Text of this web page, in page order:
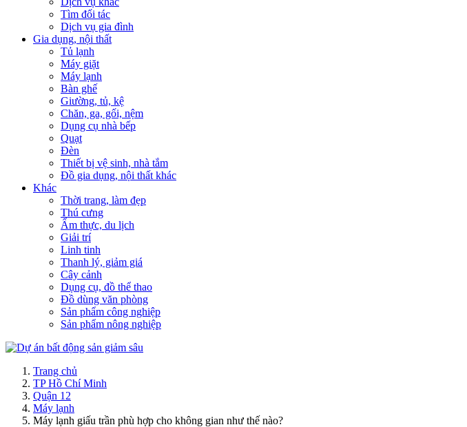
Tìm đối tác
Dịch vụ gia đình
Gia dụng, nội thất
Tủ lạnh
Máy giặt
Máy lạnh
Bàn ghế
Giường, tủ, kệ
Chăn, ga, gối, nệm
Dụng cụ nhà bếp
Quạt
Đèn
Thiết bị vệ sinh, nhà tắm
Đồ gia dụng, nội thất khác
Khác
Thời trang, làm đẹp
Thú cưng
Ẩm thực, du lịch
Giải trí
Linh tinh
Thanh lý, giảm giá
Cây cảnh
Dụng cụ, đồ thể thao
Đồ dùng văn phòng
Sản phẩm công nghiệp
Sản phẩm nông nghiệp
Trang chủ
TP Hồ Chí Minh
Quận 12
Máy lạnh
Máy lạnh giấu trần phù hợp cho không gian như thế nào?